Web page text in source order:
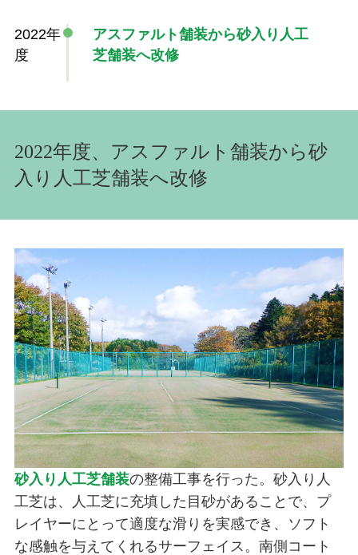
2022年
度
アスファルト舗装から砂入り人工
芝舗装へ改修
2022年度、アスファルト舗装から砂
入り人工芝舗装へ改修
砂入り人工芝舗装の整備工事を行った。砂入り人
工芝は、人工芝に充填した目砂があることで、プ
レイヤーにとって適度な滑りを実感でき、ソフト
な感触を与えてくれるサーフェイス。南側コート